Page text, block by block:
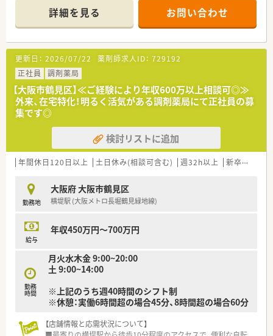
■研修制度は様々なプランがあり、集合研修だけでなく任意で受
講可能な研修も幅広く用意されています
■店舗で活躍する従業員、社外で活躍する従業員、将来経営幹部
となる従業員など、薬剤師として様々な活躍ができるフィールド
を用意されています
■総合薬剤師・調剤薬剤師（土日休み・19時までの勤務）どちらか
の働き方を選択できます
■調剤併設型だけでなく「医療モール・クリニック併設店舗」「敷
地内薬局」「訪問調剤特化型店舗」など様々な店舗を運営してい
ます
■在宅医療にも積極的取り組んでおり「訪問調剤特化型店舗」を
50店舗以上、無菌調剤室は業界最多の51店舗設置しています
■「プラチナくるみん認定企業」「健康経営優良法人2023（大規模
法人部門）認定」等を取得し一人ひとりが働きやすい環境が整備
されています
があるのも特徴です
詳細を見る お問い合わせ
更新日： 2026/07/22 薬剤師求人ID： 729192
正社員
調剤薬局
【大阪市鶴見区】≪ご経験により年収600万以上相談可◎≫
外来、在宅特化！明るく活気がある調剤薬局にて正社員の募
集です◎
検討リストに追加
年間休日120日以上 土日休み(相談可含む) 週32h以上 新卒可
勤務地
大阪府 大阪市鶴見区
横堤駅 (大阪メトロ長堀鶴見緑地線)
給与
年収450万円～700万円
勤務
時間
月火水木金 9:00~20:00
土 9:00~14:00
※上記のうち週40時間のシフト制
※休憩：実働6時間超の場合45分、8時間超の場合60分
【店舗情報と応需状況について】